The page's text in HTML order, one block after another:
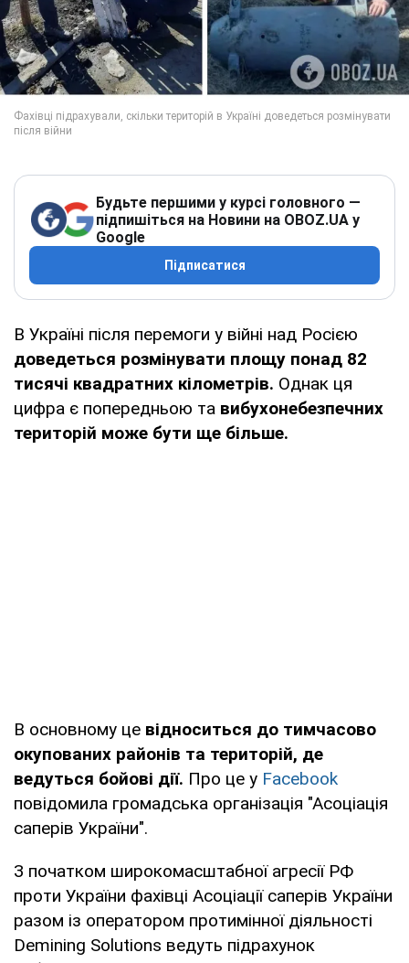
Будьте першими у курсі головного —
підпишіться на Новини на OBOZ.UA у
Google
Підписатися
В Україні після перемоги у війні над Росією
доведеться розмінувати площу понад 82
тисячі квадратних кілометрів. Однак ця
цифра є попередньою та вибухонебезпечних
територій може бути ще більше.
В основному це відноситься до тимчасово
окупованих районів та територій, де
ведуться бойові дії. Про це у Facebook
повідомила громадська організація "Асоціація
саперів України".
З початком широкомасштабної агресії РФ
проти України фахівці Асоціації саперів України
разом із оператором протимінної діяльності
Demining Solutions ведуть підрахунок